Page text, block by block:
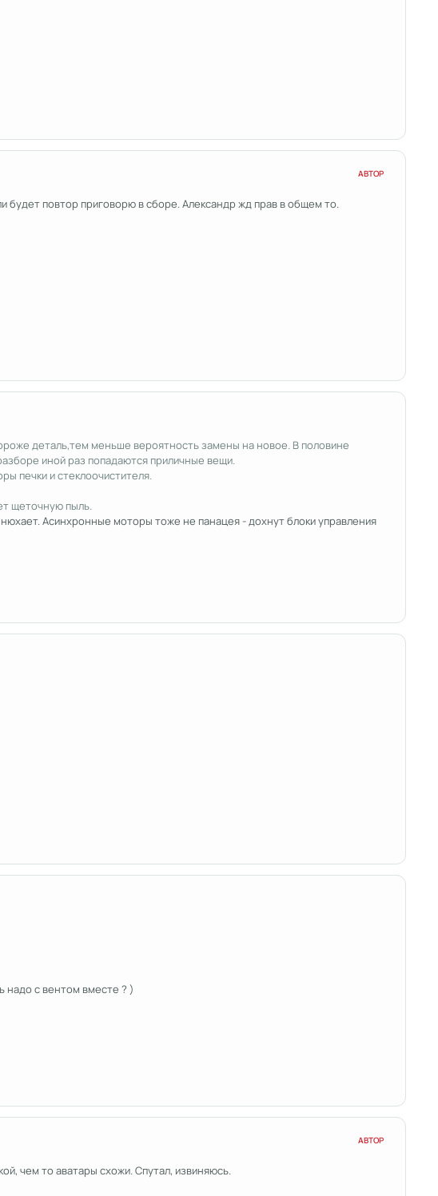
АВТОР
будет повтор приговорю в сборе. Александр жд прав в общем то.
деталь,тем меньше вероятность замены на новое. В половине
иной раз попадаются приличные вещи.
печки и стеклоочистителя.
щеточную пыль.
Асинхронные моторы тоже не панацея - дохнут блоки управления
надо с вентом вместе ? )
АВТОР
чем то аватары схожи. Спутал, извиняюсь.